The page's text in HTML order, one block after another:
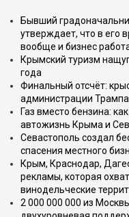
Бывший
утверждает, что в его
вообще и бизнес
Крымский туризм
года
Финальный отсчёт:
администрации Трампа
Газ вместо бензина:
автожизнь Крыма и
Севастополь создал
спасения местного
Крым, Краснодар,
рекламы, которая
винодельческие
2 000 000 000 из